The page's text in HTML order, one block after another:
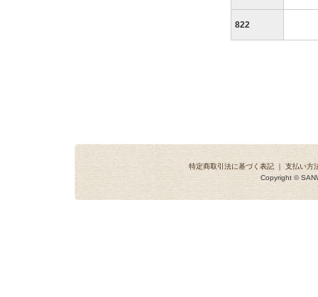
822
特定商取引法に基づく表記 ｜ 支払い方
Copyright ©